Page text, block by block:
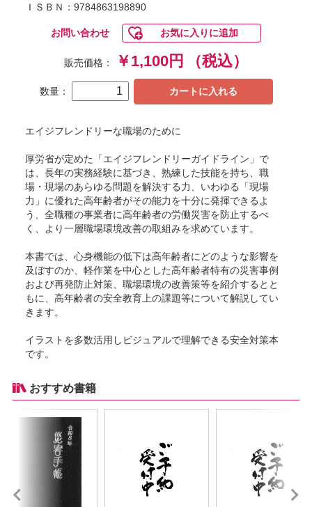
ＩＳＢＮ：9784863198890
お問い合わせ お気に入りに追加
販売価格： ￥1,100円 （税込）
数量： カートに入れる
エイジフレンドリーな職場のために
厚労省が定めた「エイジフレンドリーガイドライン」で
は、長年の実務経験に基づき、熟練した技能を持ち、職
場・現場のあらゆる問題を解決する力、いわゆる「現場
力」に優れた高年齢者がその能力を十分に発揮できるよ
う、全職種の事業者に高年齢者の労働災害を防止するべ
く、より一層職場環境改善の取組みを求めています。
本書では、心身機能の低下は高年齢者にどのような影響を
及ぼすのか、軽作業を中心とした高年齢者特有の災害事例
および再発防止対策、職場環境の改善策等を紹介するとと
もに、高年齢者の安全教育上の課題等について解説してい
きます。
イラストを多数活用しビジュアルで理解できる安全対策本
です。
おすすめ書籍